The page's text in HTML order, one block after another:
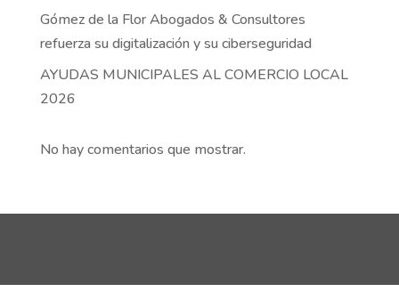
Gómez de la Flor Abogados & Consultores
refuerza su digitalización y su ciberseguridad
AYUDAS MUNICIPALES AL COMERCIO LOCAL
2026
No hay comentarios que mostrar.